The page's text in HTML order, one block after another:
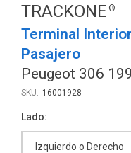
TRACKONE
Terminal
Pasajero
Peugeot 306
16001928
Lado
Izquierdo o Derecho